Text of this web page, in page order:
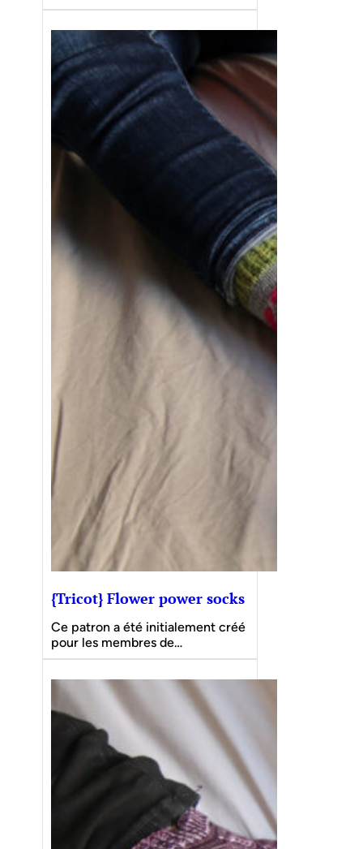
{Tricot} Flower power socks
Ce patron a été initialement créé
pour les membres de…